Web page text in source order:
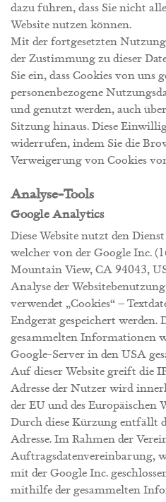
dazu führen, dass Sie nicht
Website nutzen können.
Mit der fortgesetzten
der Zustimmung zu dieser
Sie ein, dass Cookies von uns
personenbezogene
und genutzt werden, auch
Sitzung hinaus. Diese
widerrufen, indem Sie die
Verweigerung von Cookies
Analyse-Tools
Google Analytics
Diese Website nutzt den
welcher von der Google Inc.
Mountain View, CA 94043,
Analyse der
verwendet „Cookies“ –
Endgerät gespeichert werden.
gesammelten Informationen
Google-Server in den USA
Auf dieser Website greift die
Adresse der Nutzer wird
der EU und des
Durch diese Kürzung entfällt
Adresse. Im Rahmen der
Auftragsdatenvereinbarung,
mit der Google Inc.
mithilfe der gesammelten